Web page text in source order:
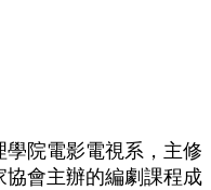
院電影電視系，主修
會主辦的編劇課程成